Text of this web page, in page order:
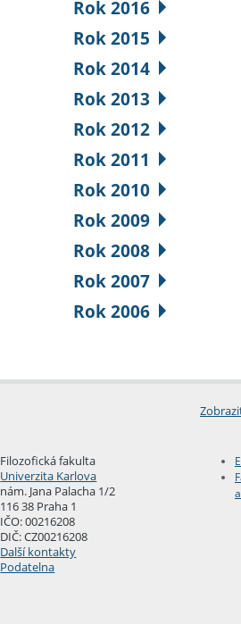
Rok 2016
Rok 2015
Rok 2014
Rok 2013
Rok 2012
Rok 2011
Rok 2010
Rok 2009
Rok 2008
Rok 2007
Rok 2006
Filozofická fakulta
Univerzita Karlova
nám. Jana Palacha 1/2
116 38 Praha 1
IČO: 00216208
DIČ: CZ00216208
Další kontakty
Podatelna